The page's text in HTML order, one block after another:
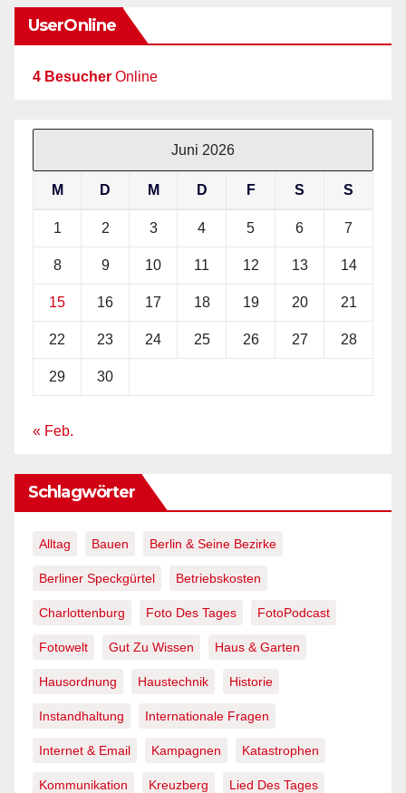
UserOnline
4 Besucher Online
Juni 2026
M D M D F S S
1 2 3 4 5 6 7
8 9 10 11 12 13 14
15 16 17 18 19 20 21
22 23 24 25 26 27 28
29 30
« Feb.
Schlagwörter
Alltag Bauen Berlin & Seine Bezirke
Berliner Speckgürtel Betriebskosten
Charlottenburg Foto Des Tages FotoPodcast
Fotowelt Gut Zu Wissen Haus & Garten
Hausordnung Haustechnik Historie
Instandhaltung Internationale Fragen
Internet & Email Kampagnen Katastrophen
Kommunikation Kreuzberg Lied Des Tages